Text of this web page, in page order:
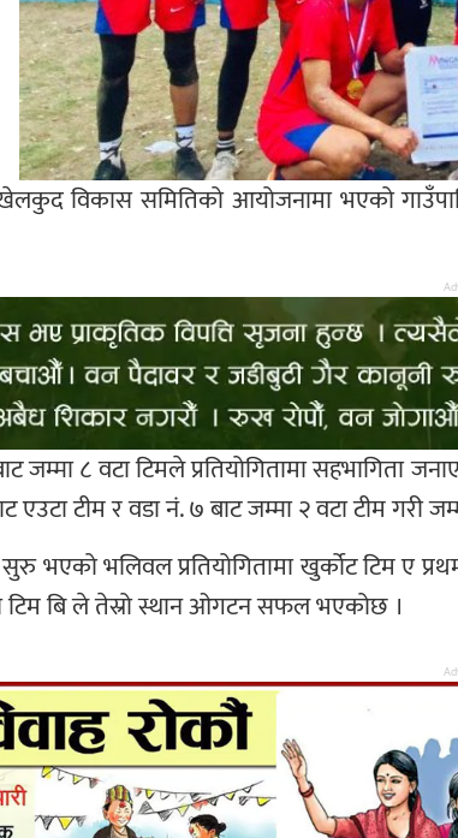
खेलकुद विकास समितिको आयोजनामा भएको
जम्मा ८ वटा टिमले प्रतियोगितामा सहभागिता
एउटा टीम र वडा नं. ७ बाट जम्मा २ वटा टीम गरी
भएको भलिवल प्रतियोगितामा खुर्कोट टिम ए
टिम बि ले तेस्रो स्थान ओगटन सफल भएकोछ ।